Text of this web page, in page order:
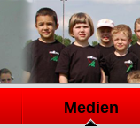
Medien